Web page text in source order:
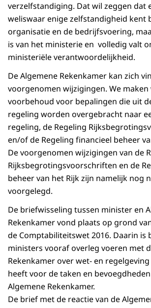
verzelfstandiging. Dat wil zeggen dat
weliswaar enige zelfstandigheid kent
organisatie en de bedrijfsvoering,
is van het ministerie en volledig valt
ministeriële verantwoordelijkheid.
De Algemene Rekenkamer kan zich
voorgenomen wijzigingen. We maken
voorbehoud voor bepalingen die uit
regeling worden overgebracht naar
regeling, de Regeling
en/of de Regeling financieel beheer
De voorgenomen wijzigingen van de
Rijksbegrotingsvoorschriften en de
beheer van het Rijk zijn namelijk nog
voorgelegd.
De briefwisseling tussen minister en
Rekenkamer vond plaats op grond
de Comptabiliteitswet 2016. Daarin is
ministers vooraf overleg voeren met
Rekenkamer over wet- en
heeft voor de taken en
Algemene Rekenkamer.
De brief met de reactie van de